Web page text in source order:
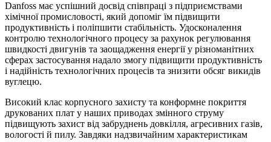
Danfoss має успішний досвід співпраці з підприємствами
хімічної промисловості, який допоміг їм підвищити
продуктивність і поліпшити стабільність. Удосконалення
контролю технологічного процесу за рахунок регулювання
швидкості двигунів та заощадження енергії у різноманітних
сферах застосування надало змогу підвищити продуктивність
і надійність технологічних процесів та знизити обсяг викидів
вуглецю.
Високий клас корпусного захисту та конформне покриття
друкованих плат у наших приводах змінного струму
підвищують захист від забруднень довкілля, агресивних газів,
вологості й пилу. Завдяки надзвичайним характеристикам